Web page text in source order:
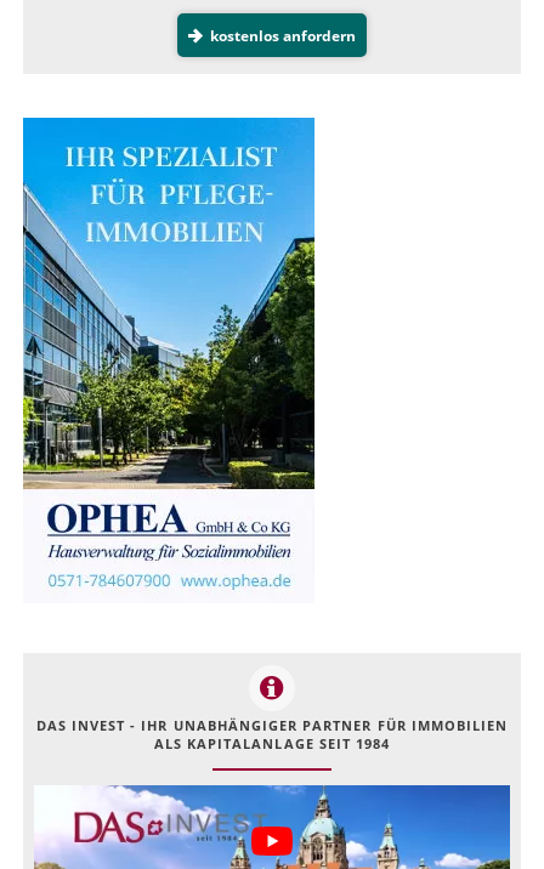
kostenlos anfordern
DAS INVEST - IHR UNABHÄNGIGER PARTNER FÜR IMMOBILIEN
ALS KAPITALANLAGE SEIT 1984